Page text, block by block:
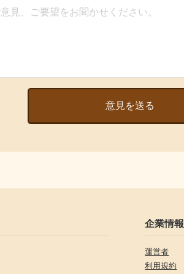
意見を送る
企業情報
運営者
利用規約